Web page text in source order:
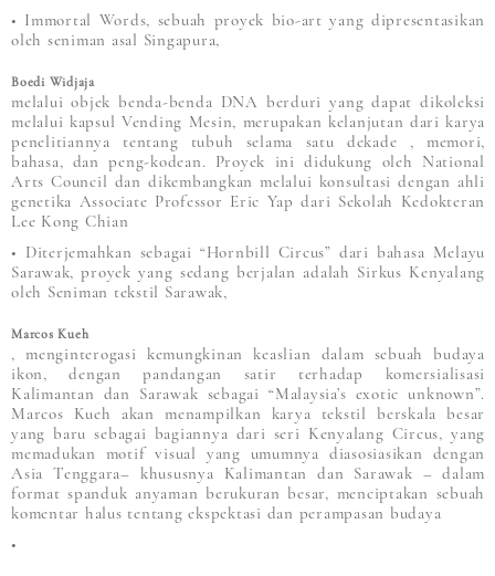
• Immortal Words, sebuah proyek bio-art yang dipresentasikan
oleh seniman asal Singapura,
Boedi Widjaja
melalui objek benda-benda DNA berduri yang dapat dikoleksi
melalui kapsul Vending Mesin, merupakan kelanjutan dari karya
penelitiannya tentang tubuh selama satu dekade , memori,
bahasa, dan peng-kodean. Proyek ini didukung oleh National
Arts Council dan dikembangkan melalui konsultasi dengan ahli
genetika Associate Professor Eric Yap dari Sekolah Kedokteran
Lee Kong Chian
• Diterjemahkan sebagai “Hornbill Circus” dari bahasa Melayu
Sarawak, proyek yang sedang berjalan adalah Sirkus Kenyalang
oleh Seniman tekstil Sarawak,
Marcos Kueh
, menginterogasi kemungkinan keaslian dalam sebuah budaya
ikon, dengan pandangan satir terhadap komersialisasi
Kalimantan dan Sarawak sebagai “Malaysia’s exotic unknown”.
Marcos Kueh akan menampilkan karya tekstil berskala besar
yang baru sebagai bagiannya dari seri Kenyalang Circus, yang
memadukan motif visual yang umumnya diasosiasikan dengan
Asia Tenggara– khususnya Kalimantan dan Sarawak – dalam
format spanduk anyaman berukuran besar, menciptakan sebuah
komentar halus tentang ekspektasi dan perampasan budaya
•